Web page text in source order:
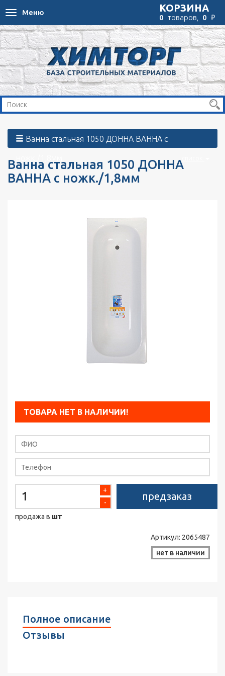
Toggle
navigation
Меню КОРЗИНА
0 товаров, 0 ₽
Ванна стальная 1050 ДОННА
ВАННА с ножк./1,8мм
ТОВАРА НЕТ В НАЛИЧИИ!
-
+
продажа в шт
предзаказ
Артикул: 2065487
нет в наличии
Полное описание
Отзывы